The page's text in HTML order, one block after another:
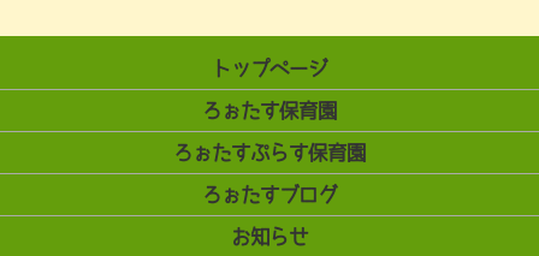
トップページ
ろぉたす保育園
ろぉたすぷらす保育園
ろぉたすブログ
お知らせ